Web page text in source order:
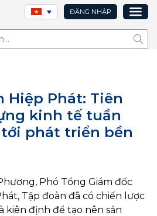
ĐĂNG NHẬP
Tìm
Hiệp Phát: Tiên
kinh tế tuần
phát triển bền
Phó Tổng Giám đốc
Tập đoàn đã có chiến lược
kiên định để tạo nên sản